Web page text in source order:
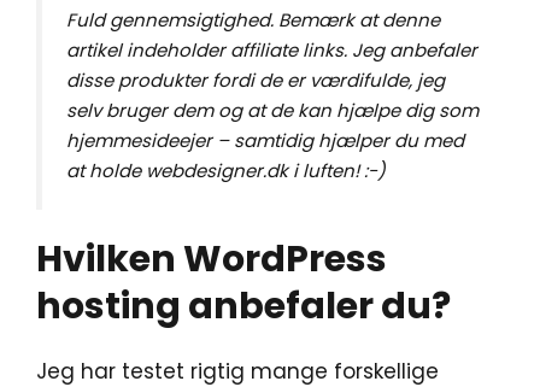
Fuld gennemsigtighed. Bemærk at denne
artikel indeholder affiliate links. Jeg anbefaler
disse produkter fordi de er værdifulde, jeg
selv bruger dem og at de kan hjælpe dig som
hjemmesideejer – samtidig hjælper du med
at holde webdesigner.dk i luften! :-)
Hvilken WordPress
hosting anbefaler du?
Jeg har testet rigtig mange forskellige